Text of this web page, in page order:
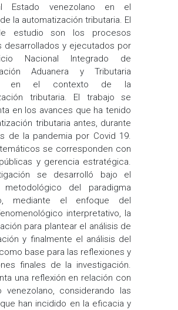
Estado venezolano en el
la automatización tributaria. El
estudio son los procesos
desarrollados y ejecutados por
Nacional Integrado de
Aduanera y Tributaria
en el contexto de la
tributaria. El trabajo se
en los avances que ha tenido
tributaria antes, durante
de la pandemia por Covid 19.
se corresponden con
y gerencia estratégica.
se desarrolló bajo el
metodológico del paradigma
mediante el enfoque del
interpretativo, la
para plantear el análisis de
y finalmente el análisis del
base para las reflexiones y
finales de la investigación.
una reflexión en relación con
venezolano, considerando las
han incidido en la eficacia y